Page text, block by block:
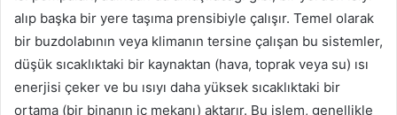
alıp başka bir yere taşıma prensibiyle çalışır. Temel olarak
bir buzdolabının veya klimanın tersine çalışan bu sistemler,
düşük sıcaklıktaki bir kaynaktan (hava, toprak veya su) ısı
enerjisi çeker ve bu ısıyı daha yüksek sıcaklıktaki bir
ortama (bir binanın iç mekanı) aktarır. Bu işlem, genellikle